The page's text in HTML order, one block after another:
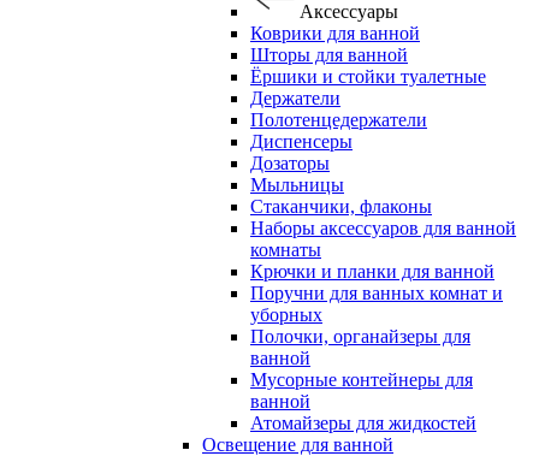
Аксессуары
Коврики для ванной
Шторы для ванной
Ёршики и стойки туалетные
Держатели
Полотенцедержатели
Диспенсеры
Дозаторы
Мыльницы
Стаканчики, флаконы
Наборы аксессуаров для ванной
комнаты
Крючки и планки для ванной
Поручни для ванных комнат и
уборных
Полочки, органайзеры для
ванной
Мусорные контейнеры для
ванной
Атомайзеры для жидкостей
Освещение для ванной